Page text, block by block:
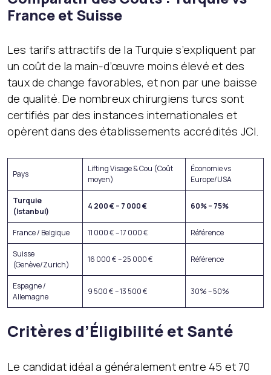
France et Suisse
Les tarifs attractifs de la Turquie s’expliquent par
un coût de la main-d’œuvre moins élevé et des
taux de change favorables, et non par une baisse
de qualité. De nombreux chirurgiens turcs sont
certifiés par des instances internationales et
opèrent dans des établissements accrédités JCI.
Pays
Lifting Visage & Cou (Coût
moyen)
Économie vs
Europe/USA
Turquie
(Istanbul)
4 200 € – 7 000 € 60% – 75%
France / Belgique 11 000 € – 17 000 € Référence
Suisse
(Genève/Zurich)
16 000 € – 25 000 € Référence
Espagne /
Allemagne
9 500 € – 13 500 € 30% – 50%
Critères d’Éligibilité et Santé
Le candidat idéal a généralement entre 45 et 70